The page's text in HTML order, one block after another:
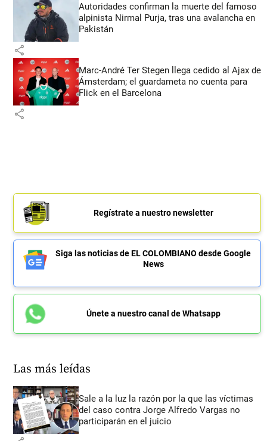
Autoridades confirman la muerte del famoso
alpinista Nirmal Purja, tras una avalancha en
Pakistán
share
Marc-André Ter Stegen llega cedido al Ajax de
Ámsterdam; el guardameta no cuenta para
Flick en el Barcelona
share
Regístrate a nuestro newsletter
Siga las noticias de EL COLOMBIANO desde Google
News
Únete a nuestro canal de Whatsapp
Las más leídas
Sale a la luz la razón por la que las víctimas
del caso contra Jorge Alfredo Vargas no
participarán en el juicio